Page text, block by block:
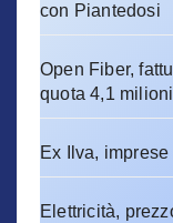
con Piantedosi
Open Fiber,
quota 4,1 milioni
Ex Ilva,
Elettricità,